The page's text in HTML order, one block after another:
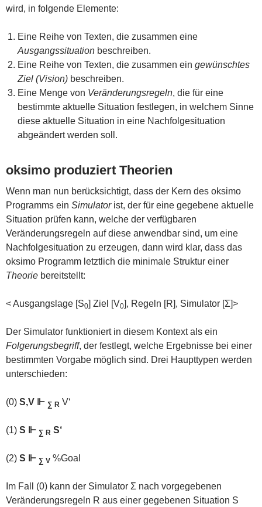
wird, in folgende Elemente:
Eine Reihe von Texten, die zusammen eine
Ausgangssituation beschreiben.
Eine Reihe von Texten, die zusammen ein gewünschtes
Ziel (Vision) beschreiben.
Eine Menge von Veränderungsregeln, die für eine
bestimmte aktuelle Situation festlegen, in welchem Sinne
diese aktuelle Situation in eine Nachfolgesituation
abgeändert werden soll.
oksimo produziert Theorien
Wenn man nun berücksichtigt, dass der Kern des oksimo
Programms ein Simulatorist, der für eine gegebene aktuelle
Situation prüfen kann, welche der verfügbaren
Veränderungsregeln auf diese anwendbar sind, um eine
Nachfolgesituation zu erzeugen, dann wird klar, dass das
oksimo Programm letztlich die minimale Struktur einer
Theorie bereitstellt:
< Ausgangslage [S0] Ziel [V0], Regeln [R], Simulator [Σ]>
Der Simulator funktioniert in diesem Kontext als ein
Folgerungsbegriff, der festlegt, welche Ergebnisse bei einer
bestimmten Vorgabe möglich sind. Drei Haupttypen werden
unterschieden:
(0) S,V ⊩ ∑ R V‘
(1) S ⊩ ∑ R S‘
(2) S ⊩ ∑ V %Goal
Im Fall (0) kann der Simulator Σ nach vorgegebenen
Veränderungsregeln R aus einer gegebenen Situation S